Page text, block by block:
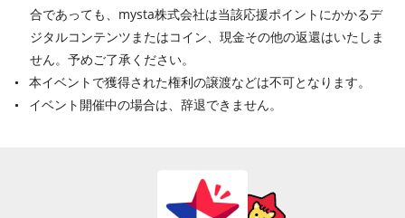
合であっても、mysta株式会社は当該応援ポイントにかかるデ
ジタルコンテンツまたはコイン、現金その他の返還はいたしま
せん。予めご了承ください。
本イベントで獲得された権利の譲渡などは不可となります。
イベント開催中の場合は、辞退できません。